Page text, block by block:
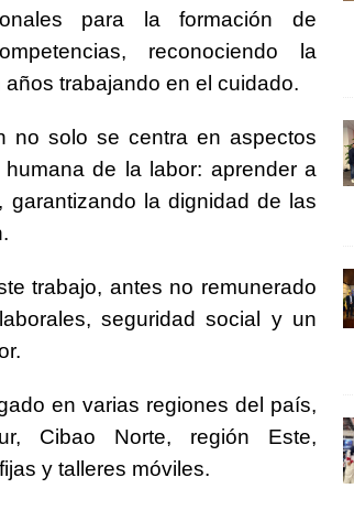
para la formación de
reconociendo la
trabajando en el cuidado.
no solo se centra en aspectos
de la labor: aprender a
la dignidad de las
trabajo, antes no remunerado
seguridad social y un
en varias regiones del país,
Cibao Norte, región Este,
y talleres móviles.